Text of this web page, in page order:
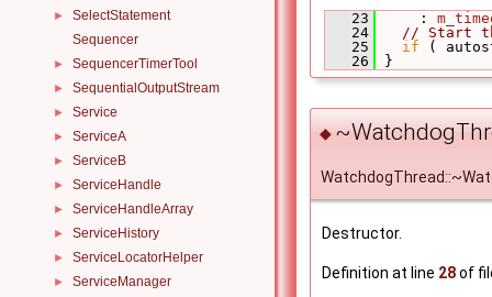
►
SelectStatement
Sequencer
► SequencerTimerTool
► SequentialOutputStream
► Service
► ServiceA
► ServiceB
► ServiceHandle
► ServiceHandleArray
► ServiceHistory
► ServiceLocatorHelper
► ServiceManager
   23
:
   24
// Start
   25
if (
   26
}
◆
Destructor.
Definition at line 28of